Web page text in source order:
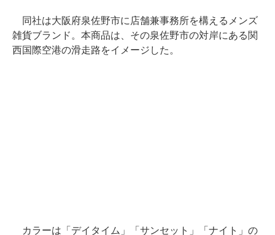
同社は大阪府泉佐野市に店舗兼事務所を構えるメンズ
雑貨ブランド。本商品は、その泉佐野市の対岸にある関
西国際空港の滑走路をイメージした。
カラーは「デイタイム」「サンセット」「ナイト」の